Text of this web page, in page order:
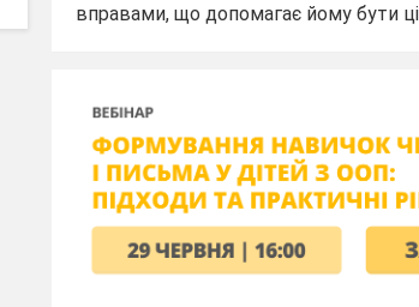
вправами, що допомагає йому бути